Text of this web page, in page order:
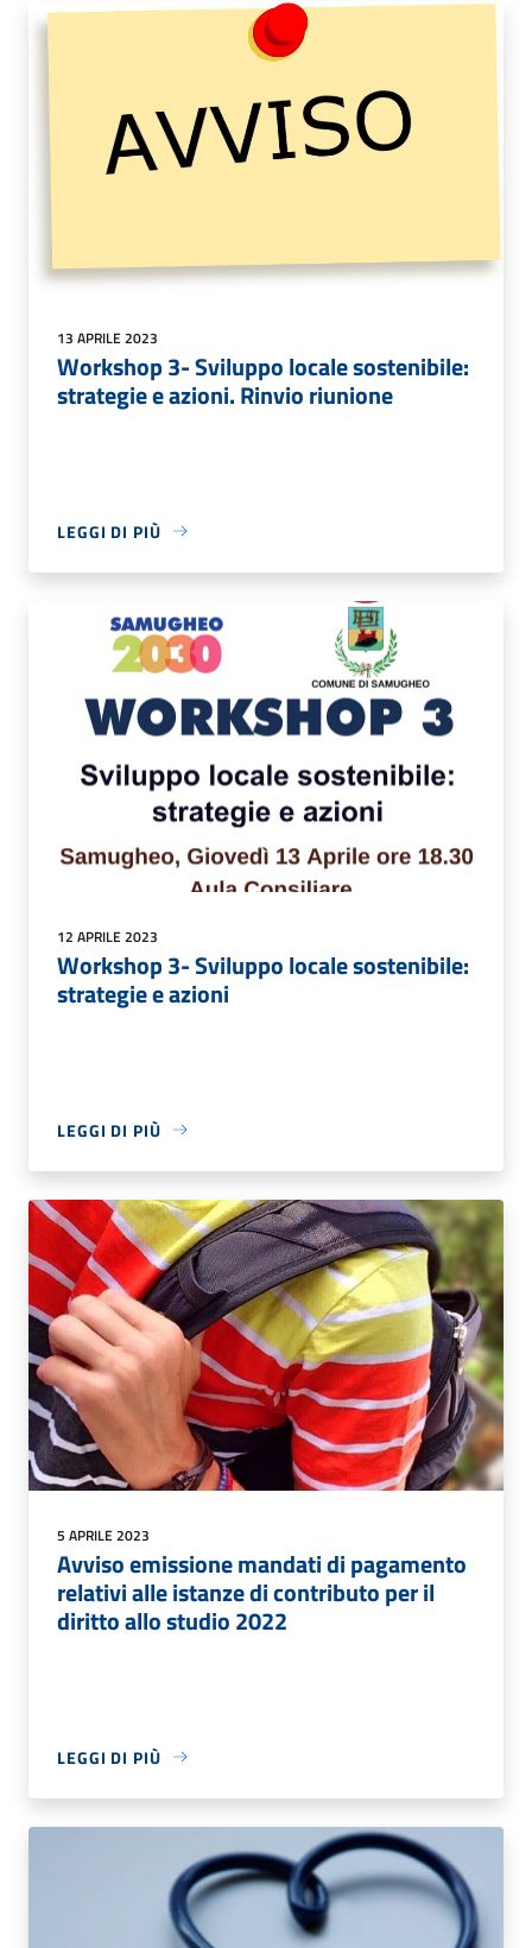
13 APRILE 2023
Workshop 3- Sviluppo locale sostenibile:
strategie e azioni. Rinvio riunione
LEGGI DI PIÙ
12 APRILE 2023
Workshop 3- Sviluppo locale sostenibile:
strategie e azioni
LEGGI DI PIÙ
5 APRILE 2023
Avviso emissione mandati di pagamento
relativi alle istanze di contributo per il
diritto allo studio 2022
LEGGI DI PIÙ